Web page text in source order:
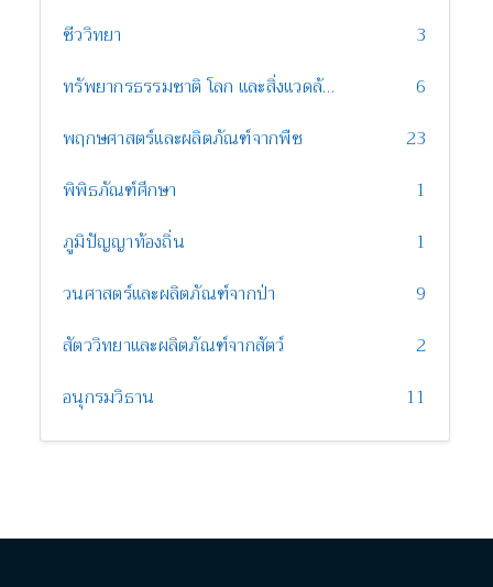
ชีววิทยา
3
ทรัพยากรธรรมชาติ โลก และสิ่งแวดล้อม
6
พฤกษศาสตร์และผลิตภัณฑ์จากพืช
23
พิพิธภัณฑ์ศึกษา
1
ภูมิปัญญาท้องถิ่น
1
วนศาสตร์และผลิตภัณฑ์จากป่า
9
สัตววิทยาและผลิตภัณฑ์จากสัตว์
2
อนุกรมวิธาน
11